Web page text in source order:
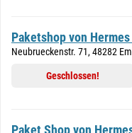
Paketshop von
Neubrueckenstr. 71, 48282
Geschlossen!
Paket Shop von